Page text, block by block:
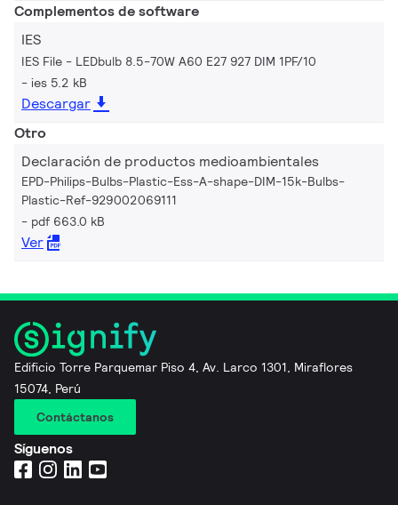
Complementos de software
IES
IES File - LEDbulb 8.5-70W A60 E27 927 DIM 1PF/10
ies 5.2 kB
Descargar
Otro
Declaración de productos medioambientales
EPD-Philips-Bulbs-Plastic-Ess-A-shape-DIM-15k-Bulbs-
Plastic-Ref-929002069111
pdf 663.0 kB
Ver
Edificio Torre Parquemar Piso 4, Av. Larco 1301, Miraflores
15074, Perú
Contáctanos
Síguenos